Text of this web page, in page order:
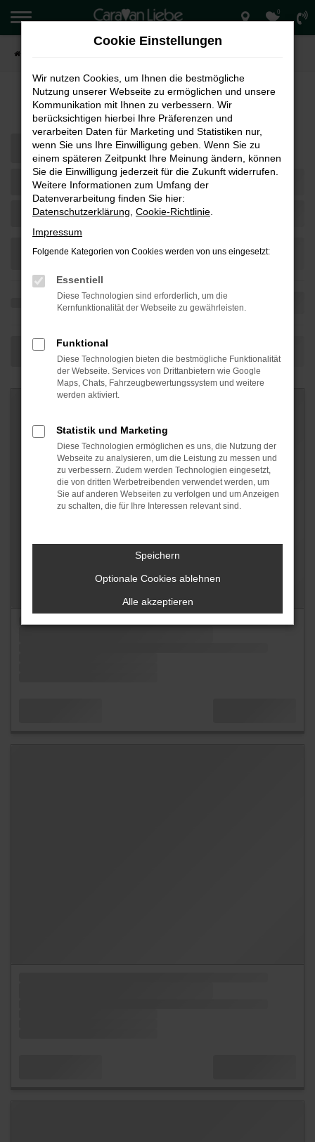
Zum
Hauptinhalt
springen
0
Fahrzeug-Showroom
Cookie Einstellungen
Wir nutzen Cookies, um Ihnen die bestmögliche
Nutzung unserer Webseite zu ermöglichen und unsere
Kommunikation mit Ihnen zu verbessern. Wir
berücksichtigen hierbei Ihre Präferenzen und
verarbeiten Daten für Marketing und Statistiken nur,
wenn Sie uns Ihre Einwilligung geben. Wenn Sie zu
einem späteren Zeitpunkt Ihre Meinung ändern, können
Sie die Einwilligung jederzeit für die Zukunft widerrufen.
Weitere Informationen zum Umfang der
Datenverarbeitung finden Sie hier:
Datenschutzerklärung Cookie-Richtlinie
Impressum
Folgende Kategorien von Cookies werden von uns eingesetzt:
Essentiell
Diese Technologien sind erforderlich, um die
Kernfunktionalität der Webseite zu gewährleisten.
Funktional
Diese Technologien bieten die bestmögliche Funktionalität
der Webseite. Services von Drittanbietern wie Google
Maps, Chats, Fahrzeugbewertungssystem und weitere
werden aktiviert.
Statistik und Marketing
Diese Technologien ermöglichen es uns, die Nutzung der
Webseite zu analysieren, um die Leistung zu messen und
zu verbessern. Zudem werden Technologien eingesetzt,
die von dritten Werbetreibenden verwendet werden, um
Sie auf anderen Webseiten zu verfolgen und um Anzeigen
zu schalten, die für Ihre Interessen relevant sind.
Speichern
Optionale Cookies ablehnen
Alle akzeptieren